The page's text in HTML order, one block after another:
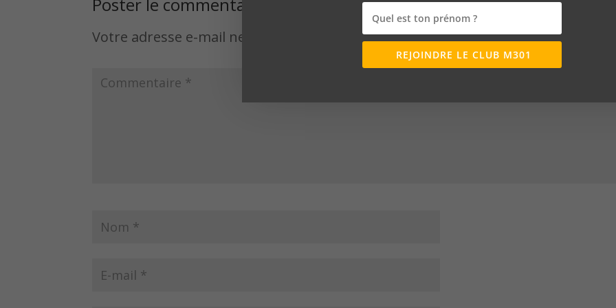
Votre adresse e-mail ne sera pas publiée. Les champs obligatoires sont indiqués
REJOINDRE LE CLUB M301